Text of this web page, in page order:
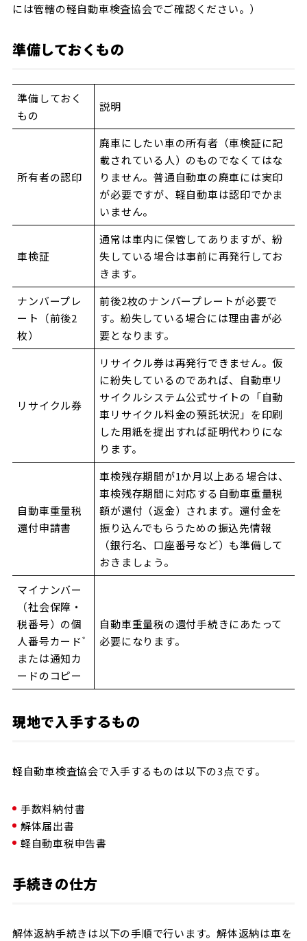
には管轄の軽自動車検査協会でご確認ください。）
準備しておくもの
準備しておく
もの
説明
所有者の認印
廃車にしたい車の所有者（車検証に記
載されている人）のものでなくてはな
りません。普通自動車の廃車には実印
が必要ですが、軽自動車は認印でかま
いません。
車検証
通常は車内に保管してありますが、紛
失している場合は事前に再発行してお
きます。
ナンバープレ
ート（前後2
枚）
前後2枚のナンバープレートが必要で
す。紛失している場合には理由書が必
要となります。
リサイクル券
リサイクル券は再発行できません。仮
に紛失しているのであれば、自動車リ
サイクルシステム公式サイトの「自動
車リサイクル料金の預託状況」を印刷
した用紙を提出すれば証明代わりにな
ります。
自動車重量税
還付申請書
車検残存期間が1か月以上ある場合は、
車検残存期間に対応する自動車重量税
額が還付（返金）されます。還付金を
振り込んでもらうための振込先情報
（銀行名、口座番号など）も準備して
おきましょう。
マイナンバー
（社会保障・
税番号）の個
人番号カードﾞ
または通知カ
ードのコピー
自動車重量税の還付手続きにあたって
必要になります。
現地で入手するもの
軽自動車検査協会で入手するものは以下の3点です。
手数料納付書
解体届出書
軽自動車税申告書
手続きの仕方
解体返納手続きは以下の手順で行います。解体返納は車を